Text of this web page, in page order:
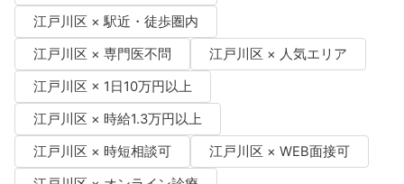
江戸川区 × 駅近・徒歩圏内
江戸川区 × 専門医不問
江戸川区 × 人気エリア
江戸川区 × 1日10万円以上
江戸川区 × 時給1.3万円以上
江戸川区 × 時短相談可
江戸川区 × WEB面接可